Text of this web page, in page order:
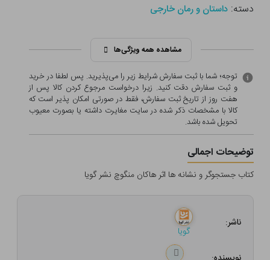
دسته:داستان و رمان خارجی
مشاهده همه ویژگی‌ها
توجه؛ شما با ثبت سفارش شرایط زیر را می‌پذیرید. پس لطفا در خرید
و ثبت سفارش دقت کنید. زیرا درخواست مرجوع کردن کالا پس از
هفت روز از تاریخ ثبت سفارش، فقط در صورتی امکان پذیر است که
کالا با مشخصات ذکر شده در سایت مغایرت داشته یا بصورت معيوب
تحویل شده باشد.
توضیحات اجمالی
کتاب جستجوگر و نشانه ها اثر هاکان منگوچ نشر گویا
ناشر:
گویا